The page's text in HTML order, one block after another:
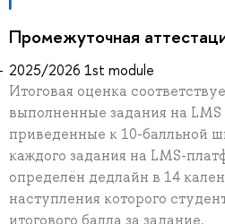
Промежуточная
2025/2026 1st module
Итоговая оценка
выполненные задания на LMS
приведенные к 10-балльной
каждого задания на LMS-
определён дедлайн в 14
наступления которого
итогового балла за задание.